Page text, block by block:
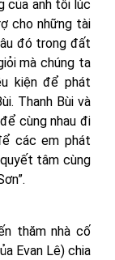
của anh tôi lúc
cho những tài
đó trong đất
mà chúng ta
kiện để phát
Thanh Bùi và
cùng nhau đi
các em phát
tâm cùng
thăm nhà cố
Evan Lê) chia